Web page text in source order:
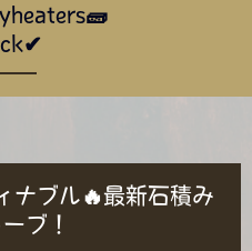
ナブル🔥最新石積み
ブ！